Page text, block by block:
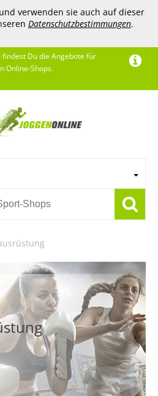
verwenden sie auch auf dieser
Datenschutzbestimmungen.
Du die Angebote für
Online-Shops.